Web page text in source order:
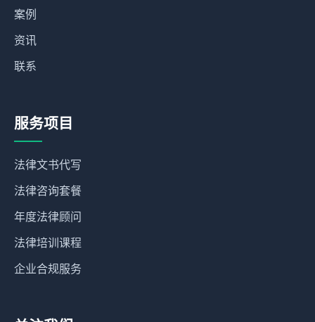
案例
资讯
联系
服务项目
法律文书代写
法律咨询套餐
年度法律顾问
法律培训课程
企业合规服务